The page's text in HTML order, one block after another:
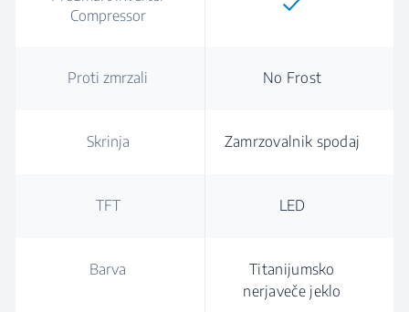
Compressor
Proti zmrzali No Frost
Skrinja Zamrzovalnik spodaj
TFT LED
Barva
Titanijumsko
nerjaveče jeklo